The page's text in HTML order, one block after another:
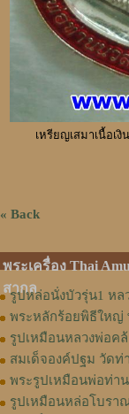
เหรียญเสมาเนื้อเ
« Back
พระเครื่อง Thai
สากล
รูปหล่อนั่งบัวรุ่น1 หล
พระหลักร้อยพิธีใหญ่
รูปเหมือนหลวงพ่อค
สมเด็จองค์ปฐม วัดท่
พระรูปเหมือนพ่อท่า
รูปเหมือนหล่อโบรา